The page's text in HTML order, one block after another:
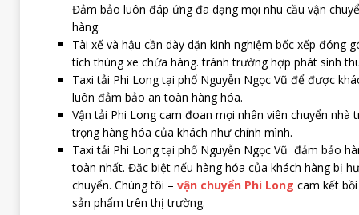
Đảm bảo luôn đáp ứng đa dạng mọi nhu cầu vận
hàng.
Tài xế và hậu cần dày dặn kinh nghiệm bốc xếp đóng
tích thùng xe chứa hàng. tránh trường hợp phát sinh
Taxi tải Phi Long tại phố Nguyễn Ngọc Vũ để được
luôn đảm bảo an toàn hàng hóa.
Vận tải Phi Long cam đoan mọi nhân viên chuyển
trọng hàng hóa của khách như chính mình.
Taxi tải Phi Long tại phố Nguyễn Ngọc Vũ đảm bảo
toàn nhất. Đặc biệt nếu hàng hóa của khách hàng bị
chuyển. Chúng tôi – vận chuyển Phi Long cam kết
sản phẩm trên thị trường.